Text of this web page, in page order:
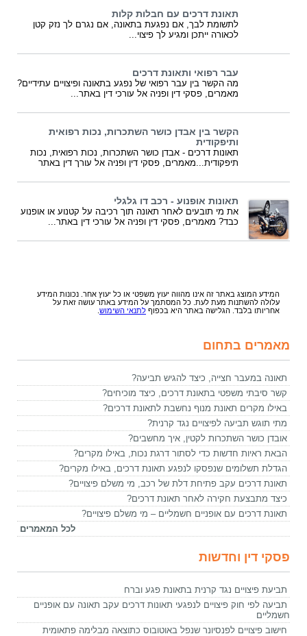
תאונת דרכים עם חבלות קלות
לתשומת לבך, אם נפגעת בתאונה, אם נגרם לך נזק קטן
לכאורה ייתכן ומגיע לך פיצוי...
עבר רפואי ותאונת דרכים
מה הקשר בין עבר רפואי של נפגע בתאונה ופיצויים עתידיים?
מאמרים, פסקי דין ופניה אל עורכי דין באתר...
הקשר בין אבדן כושר השתכרות, נכות רפואית
ותיפקודית
תאונות דרכים - אבדן כושר השתכרות, נכות רפואית, נכות
תיפקודית...מאמרים, פסקי דין ופניה אל עורך דין באתר
תאונות אופנוע - רכב דו גלגלי
את מי תובעים לאחר תאונה תוך רכיבה על קטנוע או אופנוע
כבד? מאמרים, פסקי דין ופניה אל עורכי דין באתר...
המידע המוצג באתר זה אינו מהווה יעוץ משפטי או כל יעוץ אחר. נכונות המידע
עלולה להשתנות מעת לעת. כל המסתמך על המידע באתר עושה זאת על
אחריותו בלבד. הגלישה באתר היא בכפוף לתנאי השימוש
מאמרים בתחום
תאונה במעבר חצייה, כיצד להגיש תביעה?
קשר סיבתי משפטי בתאונת דרכים, כיצד מוכיחים?
באילו מקרים תאונת מנוף נחשבת לתאונת דרכים?
מתי תוגש תביעה לפיצויים נגד קרנית?
אובדן כושר השתכרות לקטין, איך מחשבים?
הבאת ראיות חדשות כדי לסתור דרגת נכות, באילו מקרים?
הגדלת תשלומים שנפסקו לנפגע תאונת דרכים, באילו מקרים?
תאונת דרכים עקב פתיחת דלת של רכב, מי משלם פיצויים?
כיצד מתבצעת חקירה לאחר תאונת דרכים?
תאונת דרכים עם אופניים חשמליים – מי משלם פיצויים?
לכל המאמרים
פסקי דין וחדשות
תביעת פיצויים נגד קרנית בתאונת פגע וברח
תביעה לפי חוק פיצויים לנפגעי תאונות דרכים עקב תאונה עם אופניים
חשמליים
חישוב פיצויים לפנסיונר שנפל באוטובוס כתוצאה מבלימה פתאומית